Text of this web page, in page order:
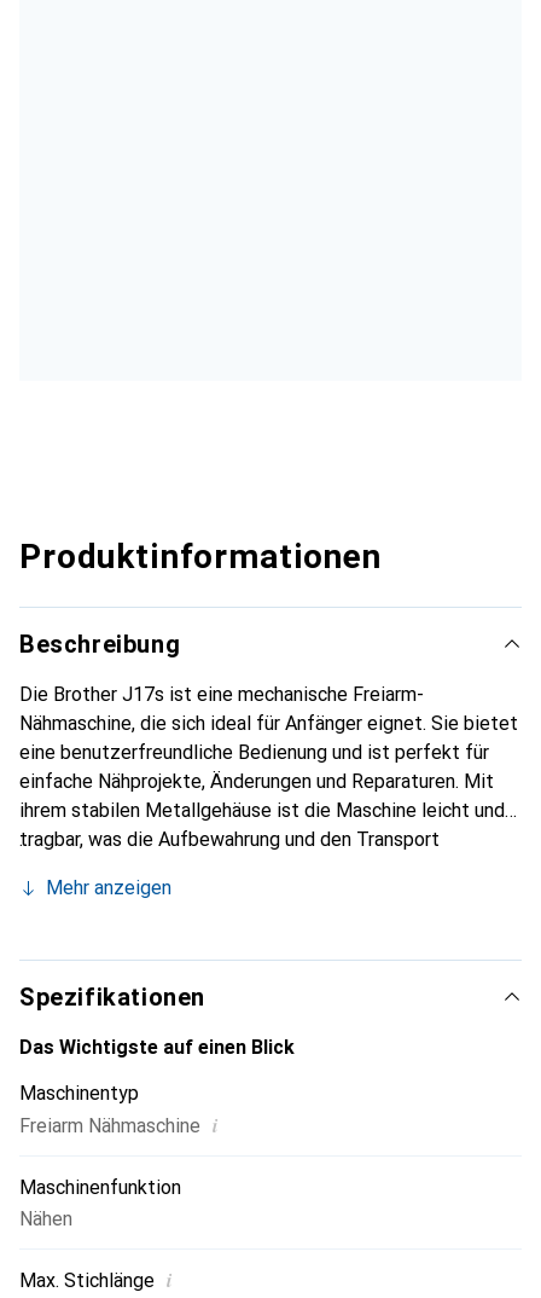
Produktinformationen
Beschreibung
Die Brother J17s ist eine mechanische Freiarm-
Nähmaschine, die sich ideal für Anfänger eignet. Sie bietet
eine benutzerfreundliche Bedienung und ist perfekt für
einfache Nähprojekte, Änderungen und Reparaturen. Mit
ihrem stabilen Metallgehäuse ist die Maschine leicht und
tragbar, was die Aufbewahrung und den Transport
Nähen, sodass Sie sich auf Ihre kreativen Projekte
Dekorstichprogrammen, einem einfachen Spulensystem
und einer praktischen LED-Beleuchtung, ist diese
Nähmaschine eine ausgezeichnete Wahl für alle, die ihre
Nähfähigkeiten entwickeln möchten. Die Maschine bietet
arbeiten, um die Vielseitigkeit zu erhöhen.
Mehr anzeigen
Spezifikationen
Das Wichtigste auf einen Blick
Maschinentyp
Freiarm Nähmaschine i
Maschinenfunktion
Nähen
Max. Stichlänge i